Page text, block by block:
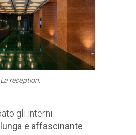
La reception.
gli interni
e affascinante